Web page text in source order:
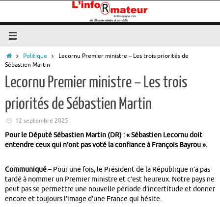
contenu
AccueilPolitique
Lecornu Premier ministre – Les trois priorités de
Sébastien Martin
Lecornu Premier ministre – Les trois
priorités de Sébastien Martin
12 septembre 2025
Pour le Député Sébastien Martin (DR) : « Sébastien Lecornu doit
entendre ceux qui n’ont pas voté la confiance à François Bayrou ».
Communiqué– Pour une fois, le Président de la République n’a pas
tardé à nommer un Premier ministre et c’est heureux. Notre pays ne
peut pas se permettre une nouvelle période d’incertitude et donner
encore et toujours l’image d’une France qui hésite.